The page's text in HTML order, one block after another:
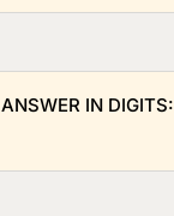
IN DIGITS: